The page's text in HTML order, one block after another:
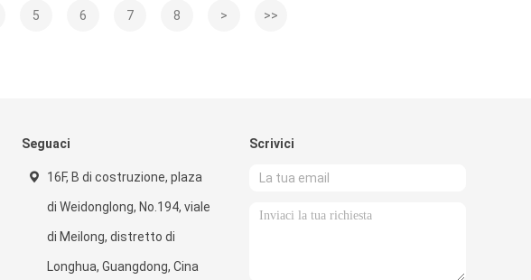
5 6 7 8 > >>
Seguaci
16F, B di costruzione, plaza
di Weidonglong, No.194, viale
di Meilong, distretto di
Longhua, Guangdong, Cina
Scrivici